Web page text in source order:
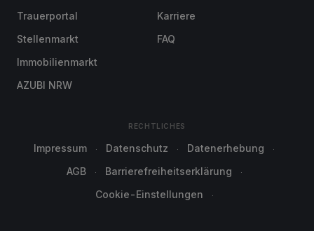
Trauerportal
Stellenmarkt
Immobilienmarkt
AZUBI NRW
Karriere
FAQ
RECHTLICHES
Impressum Datenschutz
Datenerhebung
AGB
Barrierefreiheitserklärung
Cookie-Einstellungen